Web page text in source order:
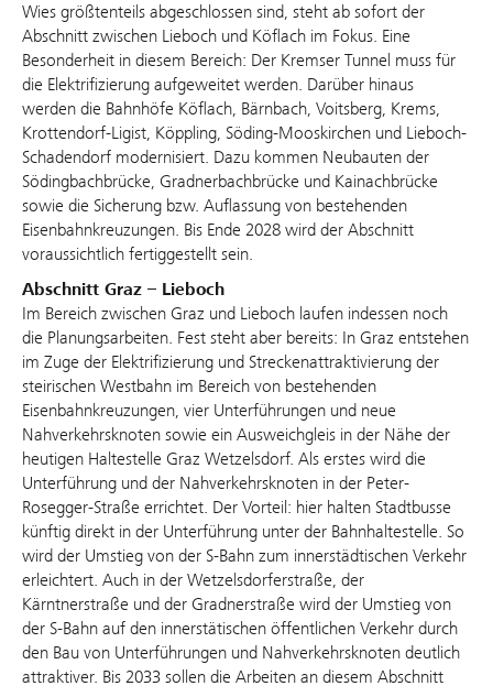
Wies größtenteils abgeschlossen sind, steht ab sofort der
Abschnitt zwischen Lieboch und Köflach im Fokus. Eine
Besonderheit in diesem Bereich: Der Kremser Tunnel muss für
die Elektrifizierung aufgeweitet werden. Darüber hinaus
werden die Bahnhöfe Köflach, Bärnbach, Voitsberg, Krems,
Krottendorf-Ligist, Köppling, Söding-Mooskirchen und Lieboch-
Schadendorf modernisiert. Dazu kommen Neubauten der
Södingbachbrücke, Gradnerbachbrücke und Kainachbrücke
sowie die Sicherung bzw. Auflassung von bestehenden
Eisenbahnkreuzungen. Bis Ende 2028 wird der Abschnitt
voraussichtlich fertiggestellt sein.
Abschnitt Graz – Lieboch
Im Bereich zwischen Graz und Lieboch laufen indessen noch
die Planungsarbeiten. Fest steht aber bereits: In Graz entstehen
im Zuge der Elektrifizierung und Streckenattraktivierung der
steirischen Westbahn im Bereich von bestehenden
Eisenbahnkreuzungen, vier Unterführungen und neue
Nahverkehrsknoten sowie ein Ausweichgleis in der Nähe der
heutigen Haltestelle Graz Wetzelsdorf. Als erstes wird die
Unterführung und der Nahverkehrsknoten in der Peter-
Rosegger-Straße errichtet. Der Vorteil: hier halten Stadtbusse
künftig direkt in der Unterführung unter der Bahnhaltestelle. So
wird der Umstieg von der S-Bahn zum innerstädtischen Verkehr
erleichtert. Auch in der Wetzelsdorferstraße, der
Kärntnerstraße und der Gradnerstraße wird der Umstieg von
der S-Bahn auf den innerstätischen öffentlichen Verkehr durch
den Bau von Unterführungen und Nahverkehrsknoten deutlich
attraktiver. Bis 2033 sollen die Arbeiten an diesem Abschnitt